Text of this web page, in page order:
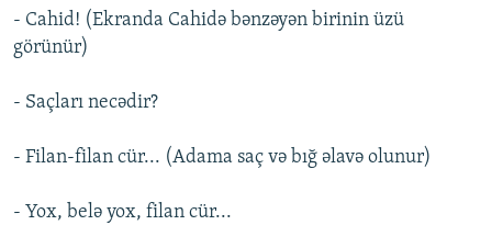
- Cahid! (Ekranda Cahidə bənzəyən birinin üzü
görünür)
- Saçları necədir?
- Filan-filan cür... (Adama saç və bığ əlavə olunur)
- Yox, belə yox, filan cür...